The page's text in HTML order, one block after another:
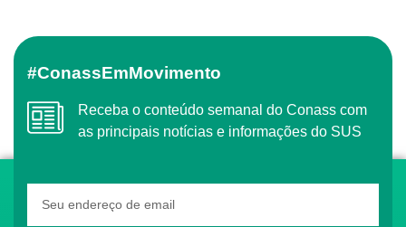
#ConassEmMovimento
Receba o conteúdo semanal do Conass com
as principais notícias e informações do SUS